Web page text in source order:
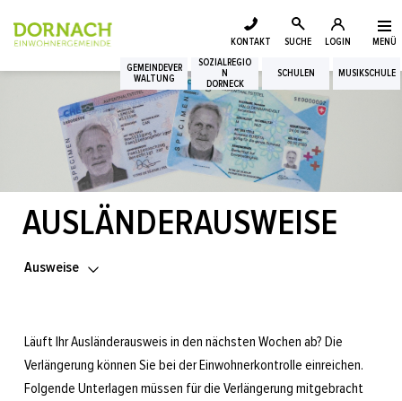
Kopfzeile
zur Startseite
Direkt zur Hauptnavigation
Direkt zum Inhalt
Direkt zur Suche
Direkt zum Stichwortverzeichnis
MENÜ
KONTAKT SUCHE LOGIN
GEMEINDEVER
WALTUNG
SOZIALREGIO
N
DORNECK
SCHULEN MUSIKSCHULE
Login
Suche
Inhalt
AUSLÄNDERAUSWEISE
Ausweise
Läuft Ihr Ausländerausweis in den nächsten Wochen ab? Die
Verlängerung können Sie bei der Einwohnerkontrolle einreichen.
Folgende Unterlagen müssen für die Verlängerung mitgebracht
Zugehörige Objekte